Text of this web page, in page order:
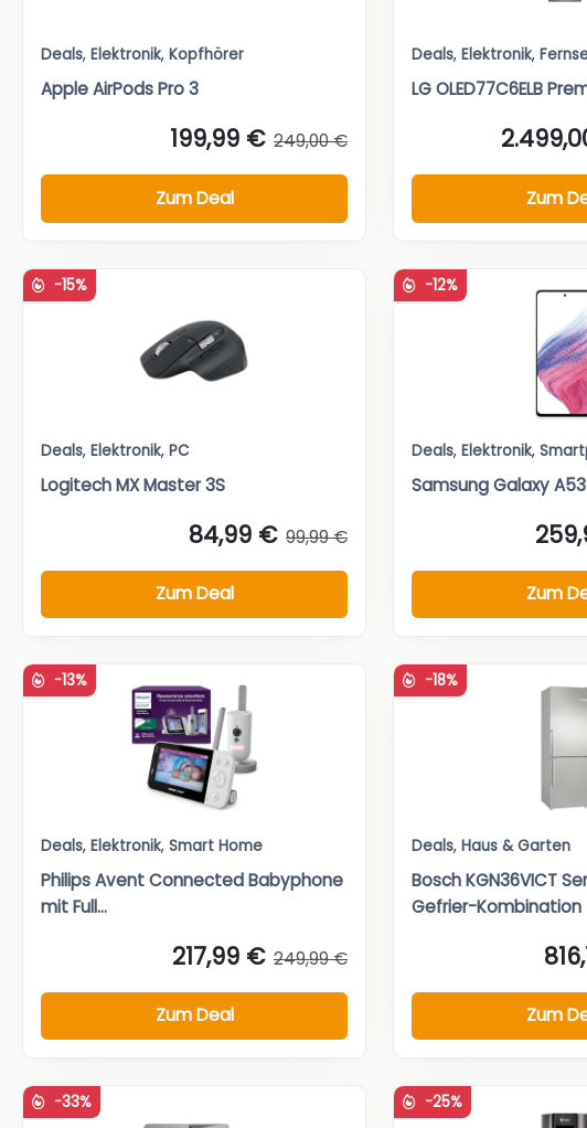
Deals, Elektronik, Kopfhörer
Apple AirPods Pro 3
199,99 € 249,00 €
Zum Deal
Deals, Elektronik,
LG OLED77C6ELB
Zum
-15%
Deals, Elektronik, PC
Logitech MX Master 3S
84,99 € 99,99 €
Zum Deal
-12%
Deals, Elektronik,
Samsung Galaxy
Zum
-13%
Deals, Elektronik, Smart Home
Philips Avent Connected Babyphone
mit Full...
217,99 € 249,99 €
Zum Deal
-18%
Deals, Haus & Garten
Bosch KGN36VICT
Gefrier-Kombination
Zum
-33% -25%